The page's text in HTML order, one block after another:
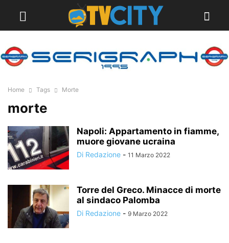
Home Tags Morte
morte
Napoli: Appartamento in fiamme,
muore giovane ucraina
Di Redazione - 11 Marzo 2022
Torre del Greco. Minacce di morte
al sindaco Palomba
Di Redazione - 9 Marzo 2022